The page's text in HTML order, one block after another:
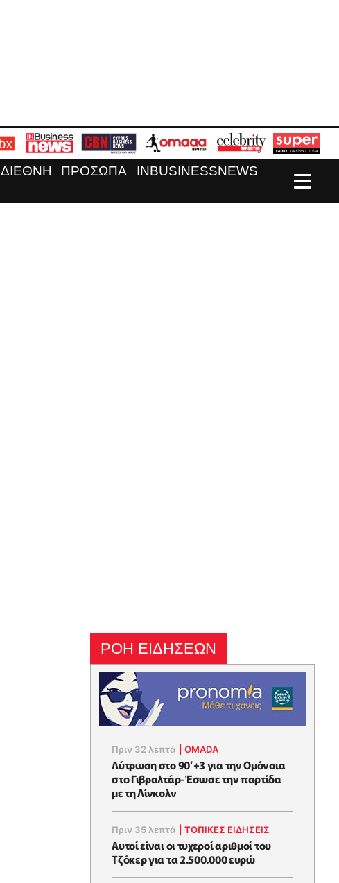
ΔΙΕΘΝΗ ΠΡΟΣΩΠΑ
INBUSINESSNEWS
ΡΟΗ ΕΙΔΗΣΕΩΝ
Πριν 32 λεπτά |OMADA
Λύτρωση στο 90’+3 για την Ομόνοια
στο Γιβραλτάρ-Έσωσε την παρτίδα
με τη Λίνκολν
Πριν 35 λεπτά |ΤΟΠΙΚΕΣ ΕΙΔΗΣΕΙΣ
Αυτοί είναι οι τυχεροί αριθμοί του
Τζόκερ για τα 2.500.000 ευρώ